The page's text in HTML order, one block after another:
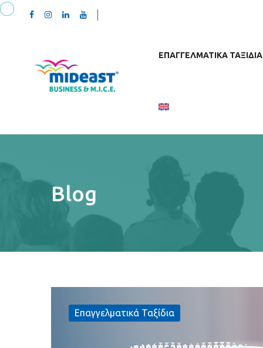
ΕΠΑΓΓΕΛΜΑΤΙΚΆ ΤΑΞΊΔΙΑ
Blog
Επαγγελματικά Ταξίδια